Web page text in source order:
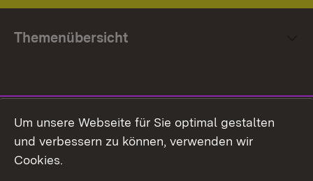
Themenübersicht
Facebook
Um unsere Webseite für Sie optimal gestalten
und verbessern zu können, verwenden wir
Cookies.